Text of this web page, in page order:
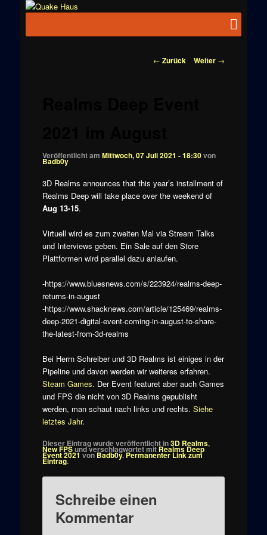
News zu
Beitragsnavigation
← Zurück Weiter →
Veröffentlicht am Mittwoch, 07 Juli 2021 - 18:30von
Badb0y
3D Realms announces that this year’s installment of
Realms Deep will take place over the weekend of
Aug 13-15.
Virtuell wird es zum zweiten Mal via Stream Talks
und Interviews geben. Ein Sale auf den Store
Plattformen wird parallel dazu anlaufen.
-https://www.bluesnews.com/s/223924/realms-deep-
returns-in-august
-https://www.shacknews.com/article/125469/realms-
deep-2021-digital-event-coming-in-august-to-share-
the-latest-from-3d-realms
Bei Herrn Schreiber und 3D Realms ist einiges in der
Pipeline und davon werden wir weiteres erfahren.
Steam Games. Der Event featuret aber auch Games
und FPS die nicht von 3D Realms gepublisht
werden, man schaut nach links und rechts. Siehe
letztes Jahr.
Dieser Eintrag wurde veröffentlicht in3D Realms,
New FPSund verschlagwortet mitRealms Deep
Event 2021vonBadb0y.Permanenter Link zum
Eintrag.
Schreibe einen
Kommentar